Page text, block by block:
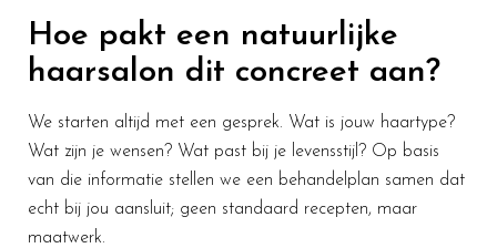
Hoe pakt een natuurlijke
haarsalon dit concreet aan?
We starten altijd met een gesprek. Wat is jouw haartype?
Wat zijn je wensen? Wat past bij je levensstijl? Op basis
van die informatie stellen we een behandelplan samen dat
echt bij jou aansluit; geen standaard recepten, maar
maatwerk.